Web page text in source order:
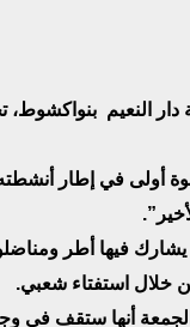
النعيم بنواكشوط،
أولى في إطار أنشطته
فيها أطر
خلال استفتاء شعبي.
أنها ستقف في